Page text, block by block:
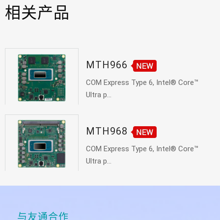
相关产品
MTH966
COM Express Type 6, Intel® Core™
Ultra p...
MTH968
COM Express Type 6, Intel® Core™
Ultra p...
与友通合作